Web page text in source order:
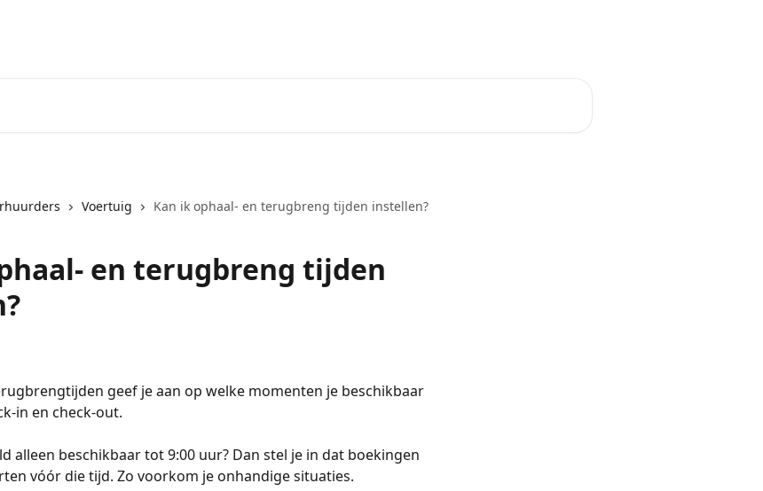
Voertuig Kan ik ophaal- en terugbreng tijden instellen?
en terugbreng tijden
geef je aan op welke momenten je beschikbaar
in en check-out.
alleen beschikbaar tot 9:00 uur? Dan stel je in dat boekingen
vóór die tijd. Zo voorkom je onhandige situaties.